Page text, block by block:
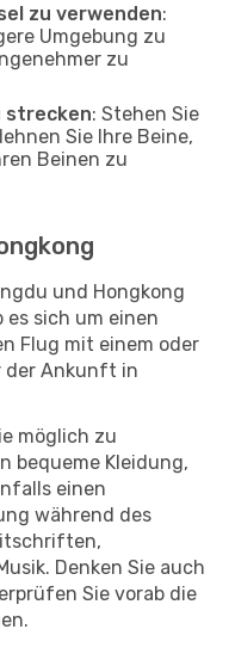
zu verwenden:
Umgebung zu
zu
strecken: Stehen Sie
Sie Ihre Beine,
Beinen zu
und Hongkong
es sich um einen
Flug mit einem oder
der Ankunft in
möglich zu
bequeme Kleidung,
einen
während des
Denken Sie auch
Sie vorab die